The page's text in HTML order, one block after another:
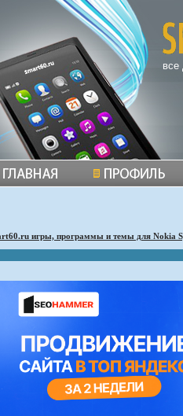
все
игры, программы и темы для Nokia